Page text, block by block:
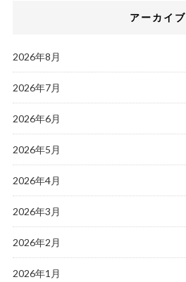
アーカイブ
2026年8月
2026年7月
2026年6月
2026年5月
2026年4月
2026年3月
2026年2月
2026年1月